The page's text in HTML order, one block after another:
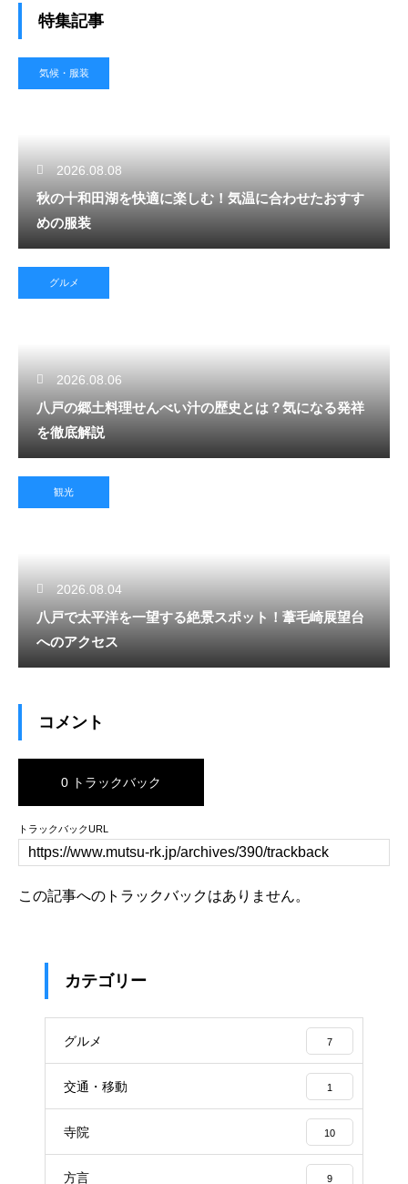
特集記事
気候・服装
2026.08.08
秋の十和田湖を快適に楽しむ！気温に合わせたおすす
めの服装
グルメ
2026.08.06
八戸の郷土料理せんべい汁の歴史とは？気になる発祥
を徹底解説
観光
2026.08.04
八戸で太平洋を一望する絶景スポット！葦毛崎展望台
へのアクセス
コメント
0 トラックバック
トラックバックURL
この記事へのトラックバックはありません。
カテゴリー
グルメ 7
交通・移動 1
寺院 10
方言 9